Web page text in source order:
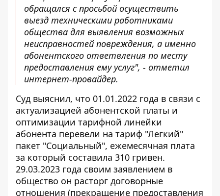
обращался с просьбой осуществить
выезд техническими работниками
общества для выявления возможных
неисправностей повреждения, а именно
абонентского ответвления по месту
предоставления ему услуг", - отметил
интернет-провайдер.
Суд выяснил, что 01.01.2022 года в связи с
актуализацией абонентской платы и
оптимизации тарифной линейки
абонента перевели на тариф "Легкий"
пакет "Социальный", ежемесячная плата
за который составила 310 гривен.
29.03.2023 года своим заявлением в
общество он расторг договорные
отношения (прекращение предоставления